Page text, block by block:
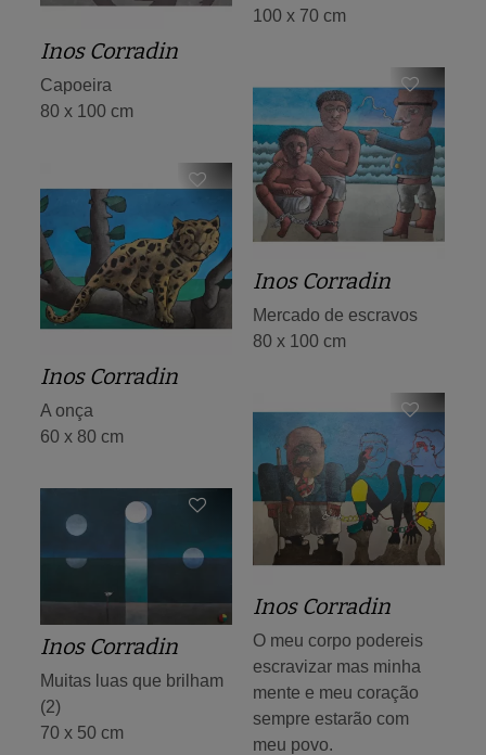
100 x 70 cm
Inos Corradin
Capoeira
80 x 100 cm
Inos Corradin
Mercado de escravos
80 x 100 cm
Inos Corradin
A onça
60 x 80 cm
Inos Corradin
O meu corpo podereis
escravizar mas minha
mente e meu coração
sempre estarão com
meu povo.
Inos Corradin
Muitas luas que brilham
(2)
70 x 50 cm